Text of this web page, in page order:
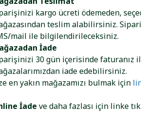
kargo ücreti ödemeden,
teslim alabilirsiniz.
mail ile bilgilendirileceksiniz.
İade
30 gün içerisinde faturanız
iade edebilirsiniz.
en yakın mağazamızı bulmak için
İade ve daha fazlası için linke